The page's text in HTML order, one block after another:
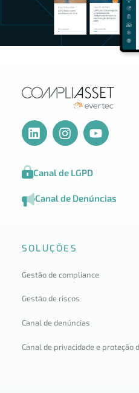
Canal de LGPD
Canal de Denúncias
SOLUÇÕES
Gestão de compliance
Gestão de riscos
Canal de denúncias
Canal de privacidade e proteção